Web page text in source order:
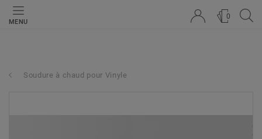
MENU
0
Soudure à chaud pour Vinyle